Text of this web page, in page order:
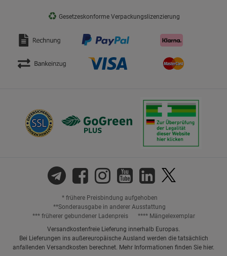
♻ Gesetzeskonforme Verpackungslizenzierung
* frühere Preisbindung aufgehoben
**Sonderausgabe in anderer Ausstattung
*** früherer gebundener Ladenpreis
**** Mängelexemplar
Versandkostenfreie Lieferung innerhalb Europas.
Bei Lieferungen ins außereuropäische Ausland werden die tatsächlich
anfallenden Versandkosten berechnet. Mehr Informationen finden Sie hier.